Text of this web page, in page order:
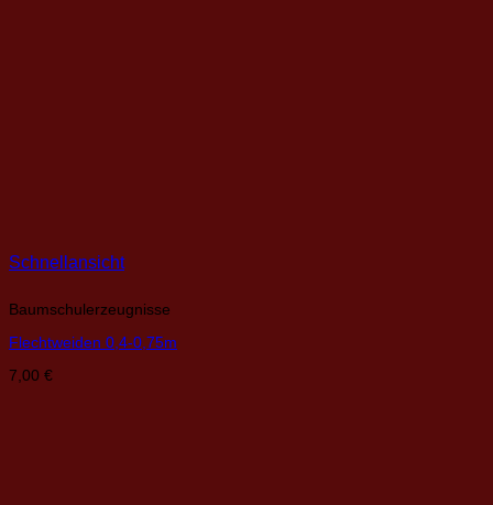
Schnellansicht
Baumschulerzeugnisse
Flechtweiden 0,4-0,75m
7,00 €